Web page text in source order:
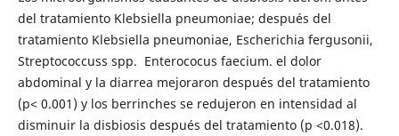
del tratamiento Klebsiella pneumoniae; después del
tratamiento Klebsiella pneumoniae, Escherichia fergusonii,
Streptococcuss spp. Enterococus faecium. el dolor
abdominal y la diarrea mejoraron después del tratamiento
(p< 0.001) y los berrinches se redujeron en intensidad al
disminuir la disbiosis después del tratamiento (p <0.018).